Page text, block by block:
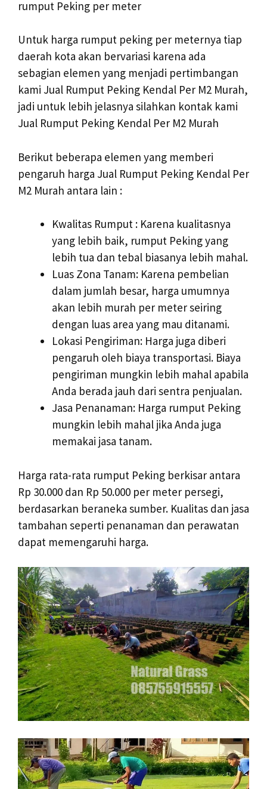
rumput Peking per meter
Untuk harga rumput peking per meternya tiap
daerah kota akan bervariasi karena ada
sebagian elemen yang menjadi pertimbangan
kami Jual Rumput Peking Kendal Per M2 Murah,
jadi untuk lebih jelasnya silahkan kontak kami
Jual Rumput Peking Kendal Per M2 Murah
Berikut beberapa elemen yang memberi
pengaruh harga Jual Rumput Peking Kendal Per
M2 Murah antara lain :
Kwalitas Rumput : Karena kualitasnya
yang lebih baik, rumput Peking yang
lebih tua dan tebal biasanya lebih mahal.
Luas Zona Tanam: Karena pembelian
dalam jumlah besar, harga umumnya
akan lebih murah per meter seiring
dengan luas area yang mau ditanami.
Lokasi Pengiriman: Harga juga diberi
pengaruh oleh biaya transportasi. Biaya
pengiriman mungkin lebih mahal apabila
Anda berada jauh dari sentra penjualan.
Jasa Penanaman: Harga rumput Peking
mungkin lebih mahal jika Anda juga
memakai jasa tanam.
Harga rata-rata rumput Peking berkisar antara
Rp 30.000 dan Rp 50.000 per meter persegi,
berdasarkan beraneka sumber. Kualitas dan jasa
tambahan seperti penanaman dan perawatan
dapat memengaruhi harga.